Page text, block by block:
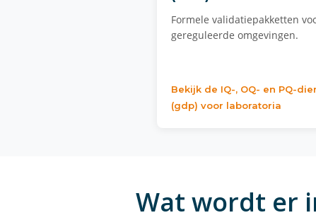
Formele validatiepakketten
gereguleerde omgevingen.
Bekijk de IQ-, OQ- en PQ-
(gdp) voor laboratoria
Wat wordt er